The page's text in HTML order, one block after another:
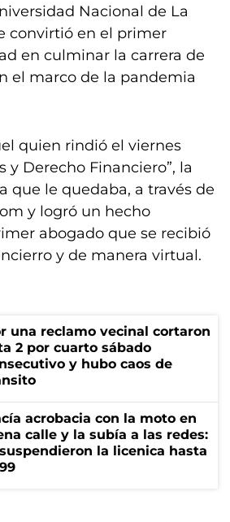
Nacional de La
convirtió en el primer
en culminar la carrera de
el marco de la pandemia
quien rindió el viernes
y Derecho Financiero”, la
que le quedaba, a través de
y logró un hecho
abogado que se recibió
y de manera virtual.
una reclamo vecinal cortaron
2 por cuarto sábado
y hubo caos de
acrobacia con la moto en
calle y la subía a las redes:
la licenica hasta